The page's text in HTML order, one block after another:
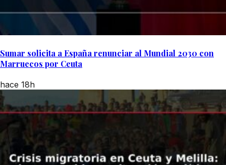
Sumar solicita a España renunciar al Mundial 2030 con
Marruecos por Ceuta
hace 18h